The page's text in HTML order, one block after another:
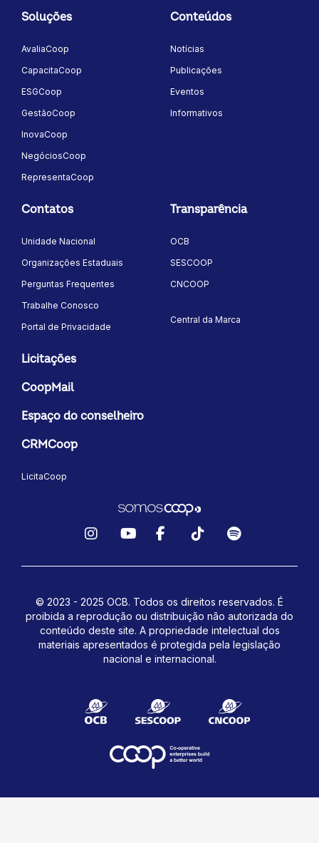
Soluções
AvaliaCoop
CapacitaCoop
ESGCoop
GestãoCoop
InovaCoop
NegóciosCoop
RepresentaCoop
Conteúdos
Notícias
Publicações
Eventos
Informativos
Contatos
Unidade Nacional
Organizações Estaduais
Perguntas Frequentes
Trabalhe Conosco
Portal de Privacidade
Transparência
OCB
SESCOOP
CNCOOP
Central da Marca
Licitações
CoopMail
Espaço do conselheiro
CRMCoop
LicitaCoop
© 2023 - 2025 OCB. Todos os direitos reservados. É
proibida a reprodução ou distribuição não autorizada do
conteúdo deste site. A propriedade intelectual dos
materiais apresentados é protegida pela legislação
nacional e internacional.